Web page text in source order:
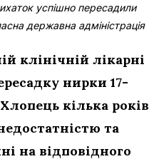
успішно пересадили
державна адміністрація
клінічній лікарні
нирки 17-
кілька років
та
на відповідного